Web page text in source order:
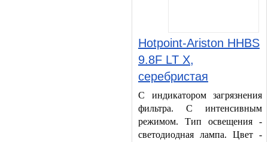
Hotpoint-Ariston HHBS
9.8F LT X,
серебристая
С индикатором загрязнения
фильтра. С интенсивным
режимом. Тип освещения -
светодиодная лампа. Цвет -